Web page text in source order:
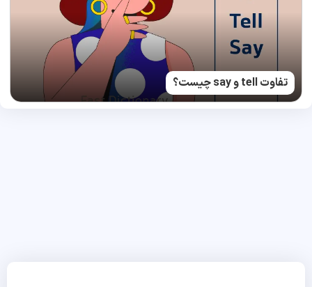
تفاوت tell و say چیست؟